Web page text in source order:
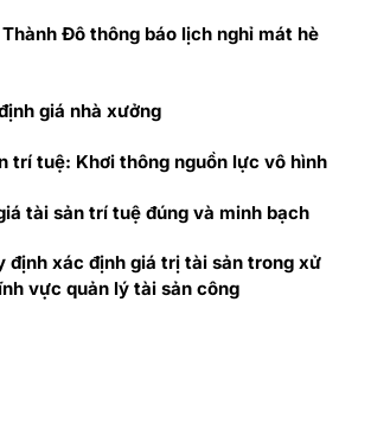
Đô thông báo lịch nghỉ mát hè
giá nhà xưởng
trí tuệ: Khơi thông nguồn lực vô hình
tài sản trí tuệ đúng và minh bạch
định xác định giá trị tài sản trong xử
vực quản lý tài sản công